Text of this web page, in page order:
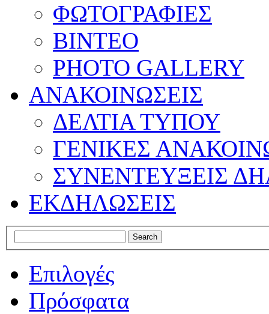
ΦΩΤΟΓΡΑΦΙΕΣ
ΒΙΝΤΕΟ
PHOTO GALLERY
ΑΝΑΚΟΙΝΩΣΕΙΣ
ΔΕΛΤΙΑ ΤΥΠΟΥ
ΓΕΝΙΚΕΣ
ΣΥΝΕΝΤΕΥΞΕΙΣ
ΕΚΔΗΛΩΣΕΙΣ
Επιλογές
Πρόσφατα